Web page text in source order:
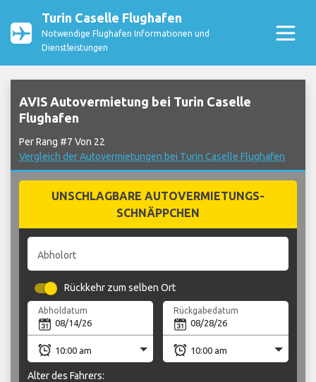
Turin Caselle Flughafen
Notwendige Flughafen Informationen und
Dienstleistungen
AVIS Autovermietung bei Turin Caselle
Flughafen
Per Rang #7 Von 22
Vergleich der Autovermietungen bei Turin Caselle Flughafen
UNSCHLAGBARE AUTOVERMIETUNGS-
SCHNÄPPCHEN
Abholort
Rückkehr zum selben Ort
Abholdatum Rückgabedatum
Alter des Fahrers: